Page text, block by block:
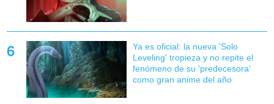
Ya es oficial: la nueva 'Solo
Leveling' tropieza y no repite el
fenómeno de su 'predecesora'
como gran anime del año